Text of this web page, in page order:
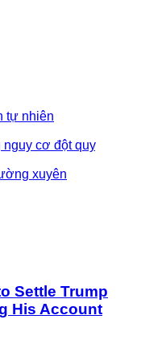
tự nhiên
nguy cơ đột quỵ
xuyên
Settle Trump
His Account